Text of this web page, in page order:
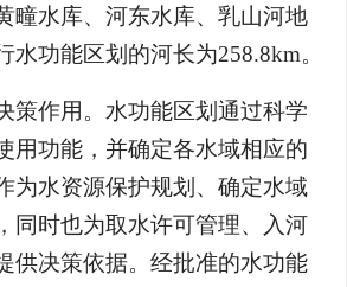
疃水库、河东水库、乳山河地
水功能区划的河长为258.8km。
策作用。水功能区划通过科学
用功能，并确定各水域相应的
为水资源保护规划、确定水域
同时也为取水许可管理、入河
供决策依据。经批准的水功能